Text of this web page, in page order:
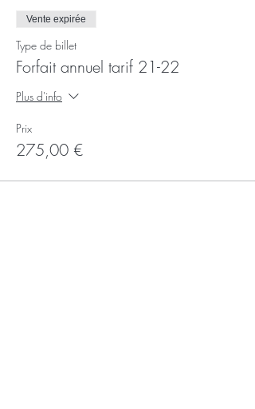
Vente expirée
Type de billet
Forfait annuel tarif 21-22
Plus d'info
Prix
275,00 €